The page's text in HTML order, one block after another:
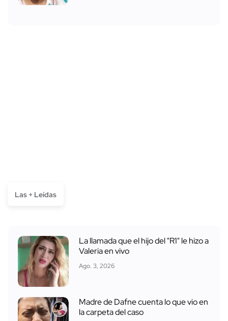
Las + Leídas
La llamada que el hijo del "R1" le hizo a
Valeria en vivo
Ago. 3, 2026
Madre de Dafne cuenta lo que vio en
la carpeta del caso